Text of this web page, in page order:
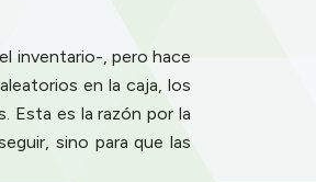
inventario-, pero hace
en la caja, los
Esta es la razón por la
sino para que las